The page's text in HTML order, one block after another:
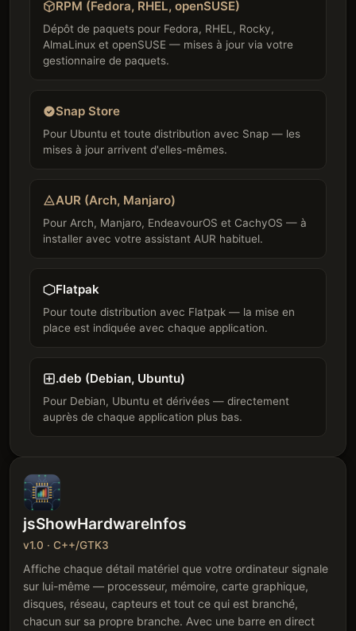
RPM (Fedora, RHEL, openSUSE)
Dépôt de paquets pour Fedora, RHEL, Rocky,
AlmaLinux et openSUSE — mises à jour via votre
gestionnaire de paquets.
Snap Store
Pour Ubuntu et toute distribution avec Snap — les
mises à jour arrivent d'elles-mêmes.
AUR (Arch, Manjaro)
Pour Arch, Manjaro, EndeavourOS et CachyOS — à
installer avec votre assistant AUR habituel.
Flatpak
Pour toute distribution avec Flatpak — la mise en
place est indiquée avec chaque application.
.deb (Debian, Ubuntu)
Pour Debian, Ubuntu et dérivées — directement
auprès de chaque application plus bas.
jsShowHardwareInfos
v1.0 · C++/GTK3
Affiche chaque détail matériel que votre ordinateur signale
sur lui-même — processeur, mémoire, carte graphique,
disques, réseau, capteurs et tout ce qui est branché,
chacun sur sa propre branche. Avec une barre en direct